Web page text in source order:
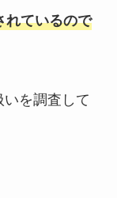
れているので
を調査して